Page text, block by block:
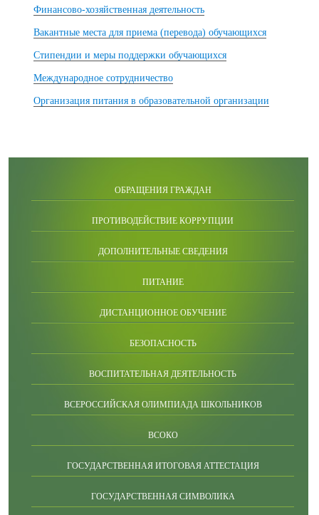
Финансово-хозяйственная деятельность
Вакантные места для приема (перевода) обучающихся
Стипендии и меры поддержки обучающихся
Международное сотрудничество
Организация питания в образовательной организации
ОБРАЩЕНИЯ ГРАЖДАН
ПРОТИВОДЕЙСТВИЕ КОРРУПЦИИ
ДОПОЛНИТЕЛЬНЫЕ СВЕДЕНИЯ
ПИТАНИЕ
ДИСТАНЦИОННОЕ ОБУЧЕНИЕ
БЕЗОПАСНОСТЬ
ВОСПИТАТЕЛЬНАЯ ДЕЯТЕЛЬНОСТЬ
ВСЕРОССИЙСКАЯ ОЛИМПИАДА ШКОЛЬНИКОВ
ВСОКО
ГОСУДАРСТВЕННАЯ ИТОГОВАЯ АТТЕСТАЦИЯ
ГОСУДАРСТВЕННАЯ СИМВОЛИКА